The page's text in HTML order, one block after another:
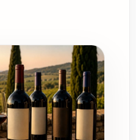
Sorgfalt in der
angenehm
einen frischen,
Camiño
Region Galicien
– bekannt für seine